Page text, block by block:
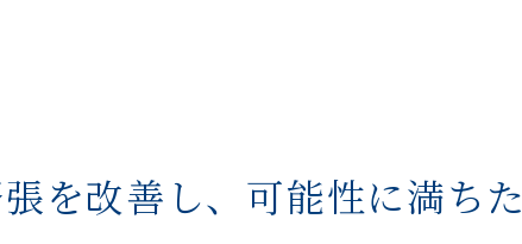
を改善し、可能性に満ちた